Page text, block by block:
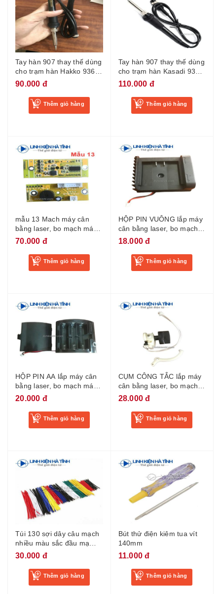
Tay hàn 907 thay thế dùng
cho trạm hàn Hakko 936 lỗ
cái lớn
90.000 đ
Thêm giỏ hàng
Tay hàn 907 thay thế dùng
cho trạm hàn Kasadi 936
lỗ cái nhỏ
110.000 đ
Thêm giỏ hàng
mẫu 13 Mach máy cân
bằng laser, bo mạch máy
laser 5 tia, bo mạch điều
70.000 đ
Thêm giỏ hàng
HỘP PIN VUÔNG lắp máy
cân bằng laser, bo mạch
máy laser 5 tia, bo mạch
18.000 đ
Thêm giỏ hàng
HỘP PIN AA lắp máy cân
bằng laser, bo mạch máy
laser 5 tia, bo mạch điều
20.000 đ
Thêm giỏ hàng
CỤM CÔNG TẮC lắp máy
cân bằng laser, bo mạch
máy laser 5 tia, bo mạch
28.000 đ
Thêm giỏ hàng
Túi 130 sợi dây câu mạch
nhiều màu sắc đầu mạ
thiếc dài 5cm 8cm 10cm
30.000 đ
Thêm giỏ hàng
Bút thử điện kiêm tua vít
140mm
11.000 đ
Thêm giỏ hàng